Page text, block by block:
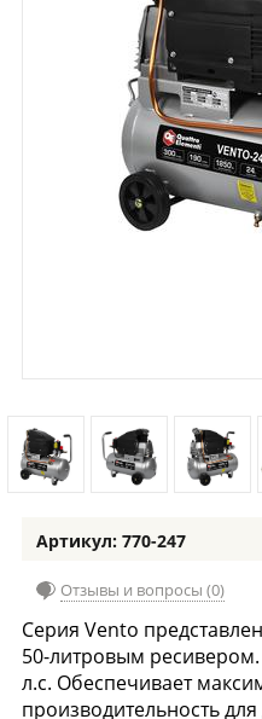
Артикул: 770-247
Отзывы и вопросы (0)
Серия Vento
50-литровым
л.с. Обеспечивает
производительность